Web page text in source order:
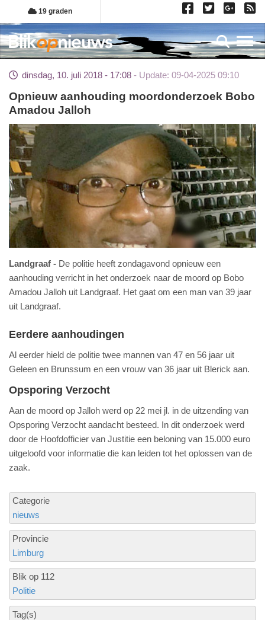
Overslaan
en
naar
de
gaan
19 graden
dinsdag, 10. juli 2018 - 17:08 Update: 09-04-2025 09:10
Opnieuw aanhouding moordonderzoek Bobo
Amadou Jalloh
Landgraaf
De politie heeft zondagavond opnieuw een
aanhouding verricht in het onderzoek naar de moord op Bobo
Amadou Jalloh uit Landgraaf. Het gaat om een man van 39 jaar
uit Landgraaf.
Eerdere aanhoudingen
Al eerder hield de politie twee mannen van 47 en 56 jaar uit
Geleen en Brunssum en een vrouw van 36 jaar uit Blerick aan.
Opsporing Verzocht
Aan de moord op Jalloh werd op 22 mei jl. in de uitzending van
Opsporing Verzocht aandacht besteed. In dit onderzoek werd
door de Hoofdofficier van Justitie een beloning van 15.000 euro
uitgeloofd voor informatie die kan leiden tot het oplossen van de
zaak.
Categorie
nieuws
Provincie
Limburg
Blik op 112
Politie
Tag(s)